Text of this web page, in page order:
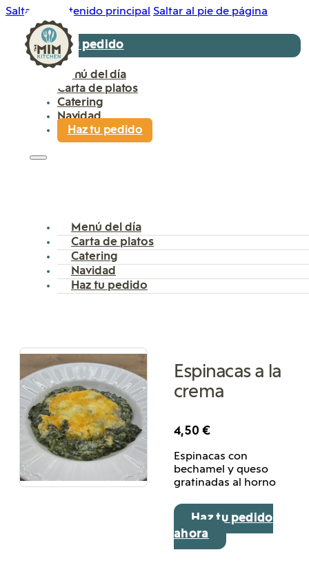
Saltar al contenido principal Saltar al pie de página
Haz tu pedido
Menú del día
Carta de platos
Catering
Navidad
Haz tu pedido
Menú del día
Carta de platos
Catering
Navidad
Haz tu pedido
Espinacas a la
crema
4,50 €
Espinacas con
bechamel y queso
gratinadas al horno
Haz tu pedido
ahora